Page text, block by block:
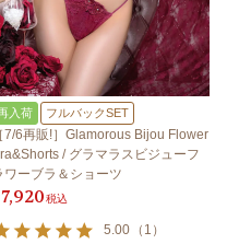
入荷 フルバックSET
［7/6再販!］Glamorous Bijou Flower
/ グラマラスビジューフ
ワーブラ＆ショーツ
7,920税込
5.00 （ 1 ）